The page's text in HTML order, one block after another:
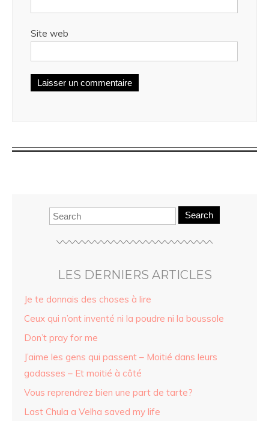
Site web
Search
LES DERNIERS ARTICLES
Je te donnais des choses à lire
Ceux qui n’ont inventé ni la poudre ni la boussole
Don’t pray for me
J’aime les gens qui passent – Moitié dans leurs
godasses – Et moitié à côté
Vous reprendrez bien une part de tarte?
Last Chula a Velha saved my life